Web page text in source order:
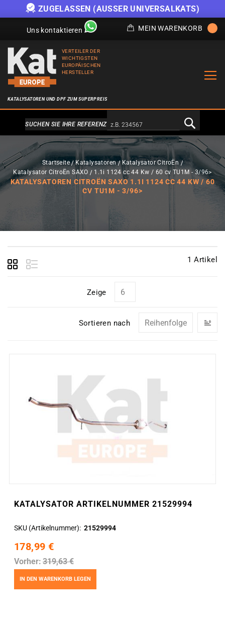
ZUGELASSEN (AUSSER UNIVERSALKATS)
Uns kontaktieren MEIN WARENKORB
VERTEILER DER
WICHTIGSTEN
EUROPÄISCHEN
HERSTELLER
KATALYSATOREN UND DPF ZUM SUPERPREIS
Alternativa a Doofinder
SUCHEN SIE IHRE REFERENZ
Startseite Katalysatoren
Katalysator CitroËn
Katalysator CitroËn SAXO
1.1i 1124 cc 44 Kw / 60 cv TU1M - 3/96>
KATALYSATOREN CITROËN SAXO 1.1I 1124 CC 44 KW / 60
CV TU1M - 3/96>
1 Artikel
Zeige
Sortieren nach
KATALYSATOR ARTIKELNUMMER 21529994
SKU (Artikelnummer) 21529994
178,99 €
Vorher: 319,63 €
IN DEN WARENKORB LEGEN